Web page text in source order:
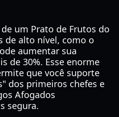
um Prato de Frutos do
de alto nível, como o
aumentar sua
de 30%. Esse enorme
que você suporte
dos primeiros chefes e
Afogados
segura.